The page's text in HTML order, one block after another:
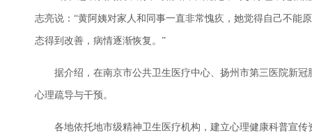
志亮说：“黄阿姨对家人和同事一直非常愧疚，她觉得自己不能
态得到改善，病情逐渐恢复。”
据介绍，在南京市公共卫生医疗中心、扬州市第三医院新冠
心理疏导与干预。
各地依托地市级精神卫生医疗机构，建立心理健康科普宣传